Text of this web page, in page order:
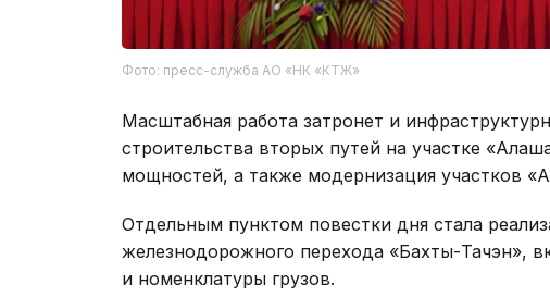
Фото: пресс-служба АО «НК «КТЖ»
Масштабная работа затронет и
строительства вторых путей на участке
мощностей, а также модернизация участков
Отдельным пунктом повестки дня стала
железнодорожного перехода «Бахты-Тачэн»,
и номенклатуры грузов.